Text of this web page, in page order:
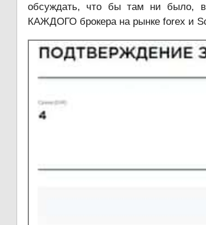
обсуждать, что бы там ни было,
КАЖДОГО брокера на рынке forex и